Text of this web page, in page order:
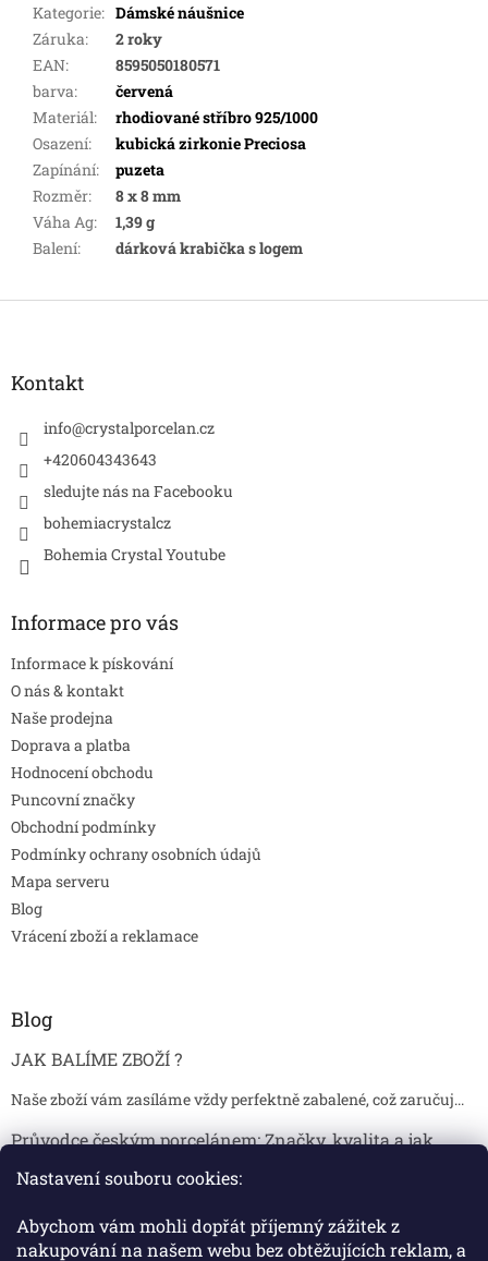
Nastavení souboru cookies:
Abychom vám mohli dopřát příjemný zážitek z
nakupování na našem webu bez obtěžujících reklam, a
Kategorie: Dámské náušnice
Záruka:
2 roky
EAN:
8595050180571
barva:
červená
Materiál:
rhodiované stříbro 925/1000
Osazení:
kubická zirkonie Preciosa
Zapínání:
puzeta
Rozměr:
8 x 8 mm
Váha Ag:
1,39 g
Balení: dárková krabička s logem
Z
Kontakt
info@crystalporcelan.cz
+420604343643
sledujte nás na Facebooku
bohemiacrystalcz
Bohemia Crystal Youtube
Informace pro vás
Informace k pískování
O nás & kontakt
Naše prodejna
Doprava a platba
Hodnocení obchodu
Puncovní značky
Obchodní podmínky
Podmínky ochrany osobních údajů
Mapa serveru
Blog
Vrácení zboží a reklamace
Blog
JAK BALÍME ZBOŽÍ ?
Naše zboží vám zasíláme vždy perfektně zabalené, což zaručuj...
Průvodce českým porcelánem: Značky, kvalita a jak
Jak skladovat broušené sklenice, aby se nepoškodily?